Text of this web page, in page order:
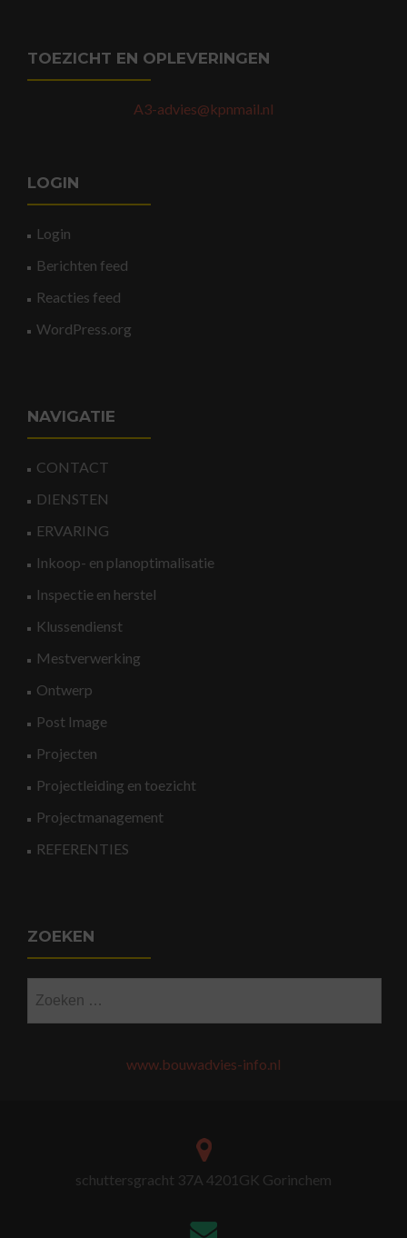
TOEZICHT EN OPLEVERINGEN
A3-advies@kpnmail.nl
LOGIN
Login
Berichten feed
Reacties feed
WordPress.org
NAVIGATIE
CONTACT
DIENSTEN
ERVARING
Inkoop- en planoptimalisatie
Inspectie en herstel
Klussendienst
Mestverwerking
Ontwerp
Post Image
Projecten
Projectleiding en toezicht
Projectmanagement
REFERENTIES
ZOEKEN
naar:
www.bouwadvies-info.nl
schuttersgracht 37A 4201GK Gorinchem